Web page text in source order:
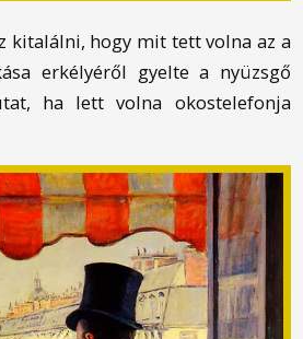
kitalálni, hogy mit tett volna az a
erkélyéről figyelte a nyüzsgő
ha lett volna okostelefonja